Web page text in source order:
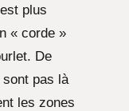
plus
« corde »
De
sont pas là
les zones